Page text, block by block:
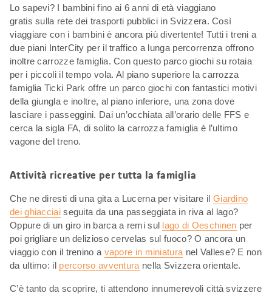
Lo sapevi? I bambini fino ai 6 anni di età viaggiano
gratis sulla rete dei trasporti pubblici in Svizzera. Così
viaggiare con i bambini è ancora più divertente! Tutti i treni a
due piani InterCity per il traffico a lunga percorrenza offrono
inoltre carrozze famiglia. Con questo parco giochi su rotaia
per i piccoli il tempo vola. Al piano superiore la carrozza
famiglia Ticki Park offre un parco giochi con fantastici motivi
della giungla e inoltre, al piano inferiore, una zona dove
lasciare i passeggini. Dai un’occhiata all’orario delle FFS e
cerca la sigla FA, di solito la carrozza famiglia è l’ultimo
vagone del treno.
Attività ricreative per tutta la famiglia
Che ne diresti di una gita a Lucerna per visitare il Giardino
dei ghiacciaiseguita da una passeggiata in riva al lago?
Oppure di un giro in barca a remi sul lago di Oeschinen per
poi grigliare un delizioso cervelas sul fuoco? O ancora un
viaggio con il trenino a vapore in miniatura nel Vallese? E non
da ultimo: il percorso avventura nella Svizzera orientale.
C’è tanto da scoprire, ti attendono innumerevoli città svizzere